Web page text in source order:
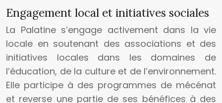
Engagement local et initiatives sociales
La Palatine s’engage activement dans la vie
locale en soutenant des associations et des
initiatives locales dans les domaines de
l’éducation, de la culture et de l’environnement.
Elle participe à des programmes de mécénat
et reverse une partie de ses bénéfices à des